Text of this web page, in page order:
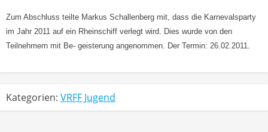
Zum Abschluss teilte Markus Schallenberg mit, dass die Karnevalsparty
im Jahr 2011 auf ein Rheinschiff verlegt wird. Dies wurde von den
Teilnehmern mit Be- geisterung angenommen. Der Termin: 26.02.2011.
Kategorien: VRFF Jugend